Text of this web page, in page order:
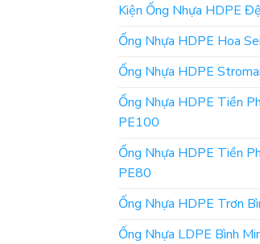
Kiện Ống Nhựa HDPE
Ống Nhựa HDPE Hoa
Ống Nhựa HDPE
Ống Nhựa HDPE Tiền
PE100
Ống Nhựa HDPE Tiền
PE80
Ống Nhựa HDPE Trơn
Ống Nhựa LDPE Bình